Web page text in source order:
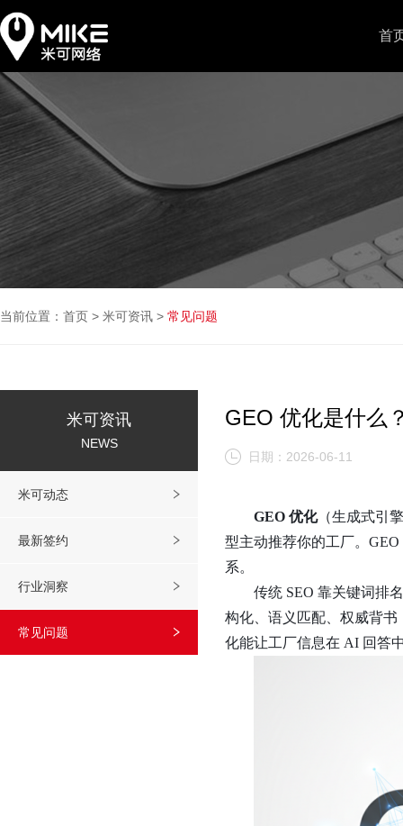
首
当前位置： 首页 > 米可资讯 > 常见问题
米可资讯
NEWS
米可动态
最新签约
行业洞察
常见问题
GEO 优化是什么
日期：2026-06-11
GEO 优化（生成式引
型主动推荐你的工厂。
系。
传统 SEO 靠关键词排
构化、语义匹配、权威背书
化能让工厂信息在 AI 回答